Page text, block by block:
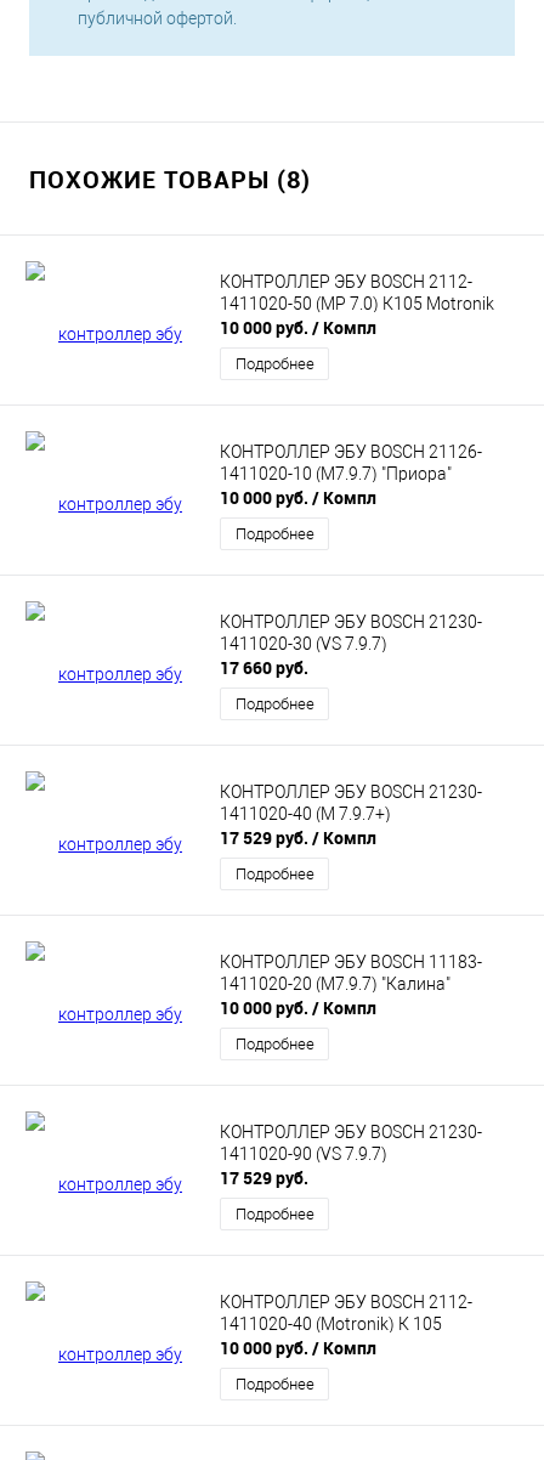
публичной офертой.
ПОХОЖИЕ ТОВАРЫ (8)
КОНТРОЛЛЕР ЭБУ BOSCH 2112-
1411020-50 (MP 7.0) К105 Motronik
10 000 руб. / Компл
Подробнее
КОНТРОЛЛЕР ЭБУ BOSCH 21126-
1411020-10 (М7.9.7) "Приора"
10 000 руб. / Компл
Подробнее
КОНТРОЛЛЕР ЭБУ BOSCH 21230-
1411020-30 (VS 7.9.7)
17 660 руб.
Подробнее
КОНТРОЛЛЕР ЭБУ BOSCH 21230-
1411020-40 (M 7.9.7+)
17 529 руб. / Компл
Подробнее
КОНТРОЛЛЕР ЭБУ BOSCH 11183-
1411020-20 (М7.9.7) "Калина"
10 000 руб. / Компл
Подробнее
КОНТРОЛЛЕР ЭБУ BOSCH 21230-
1411020-90 (VS 7.9.7)
17 529 руб.
Подробнее
КОНТРОЛЛЕР ЭБУ BOSCH 2112-
1411020-40 (Motronik) К 105
10 000 руб. / Компл
Подробнее